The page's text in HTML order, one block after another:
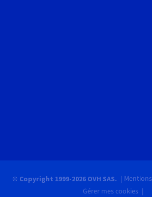
© Copyright 1999-2026 OVH SAS.
Gérer mes cookies